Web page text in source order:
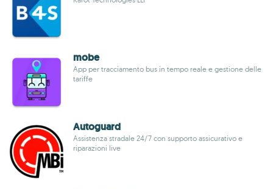
mobe
App per tracciamento bus in tempo reale e gestione delle
tariffe
Autoguard
Assistenza stradale 24/7 con supporto assicurativo e
riparazioni live